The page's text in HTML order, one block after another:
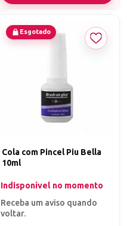
Esgotado
Cola com Pincel Piu Bella
10ml
Indisponível no momento
Receba um aviso quando
voltar.